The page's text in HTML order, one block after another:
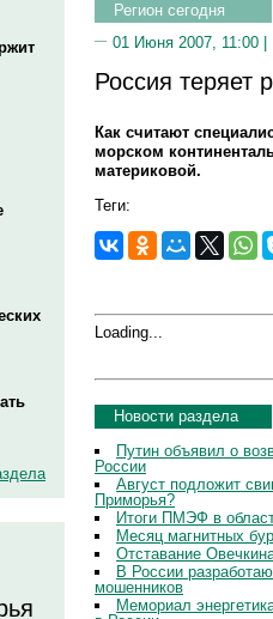
Регион сегодня
01 Июня 2007, 11:00 |
Россия теряет
Как считают
морском
материковой.
Теги:
Loading...
Новости раздела
Путин объявил о
России
Август подложит
Приморья?
Итоги ПМЭФ в
Месяц магнитных
Отставание
В России
мошенников
Мемориал